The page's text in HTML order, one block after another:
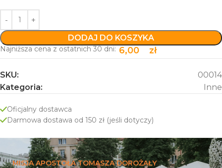
DODAJ DO KOSZYKA
Najniższa cena z ostatnich 30 dni: 6,00 zł
SKU:
00014
Kategoria:
Inne
Oficjalny dostawca
Darmowa dostawa od 150 zł (jeśli dotyczy)
MISJA APOSTOŁA TOMASZA DOROŻAŁY